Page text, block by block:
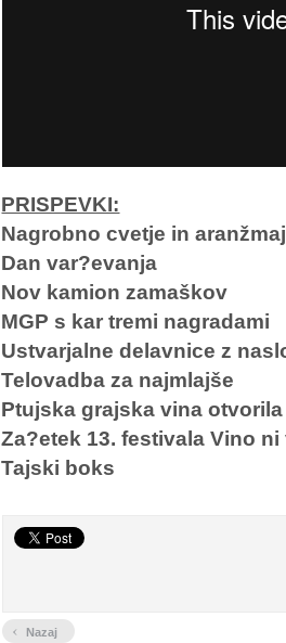
PRISPEVKI:
Nagrobno cvetje in
Dan var?evanja
Nov kamion zamaškov
MGP s kar tremi nagradami
Ustvarjalne delavnice z
Telovadba za najmlajše
Ptujska grajska vina
Za?etek 13. festivala Vino ni
Tajski boks
‹ Nazaj